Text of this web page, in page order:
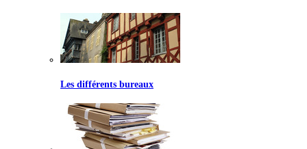
Les différents bureaux